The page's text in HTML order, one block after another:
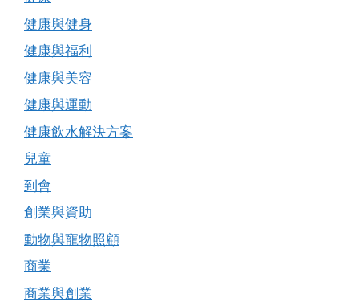
健康與健身
健康與福利
健康與美容
健康與運動
健康飲水解決方案
兒童
到會
創業與資助
動物與寵物照顧
商業
商業與創業